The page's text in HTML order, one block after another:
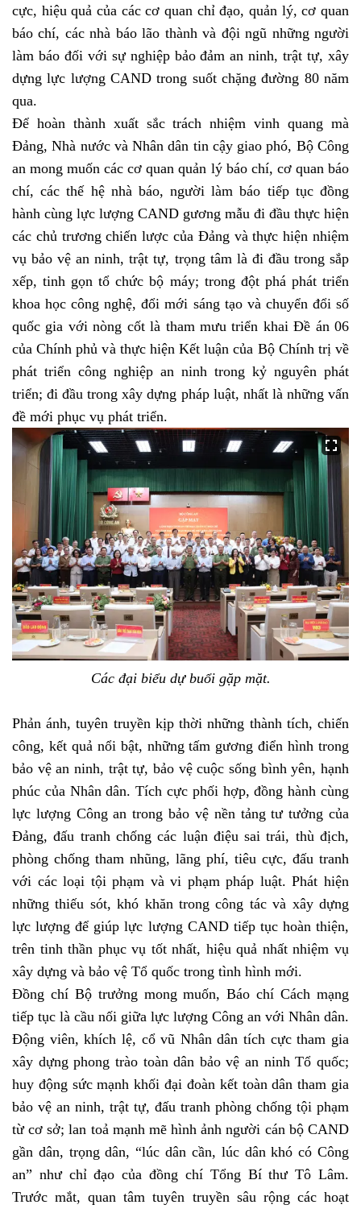
cực, hiệu quả của các cơ quan chỉ đạo, quản lý, cơ quan
báo chí, các nhà báo lão thành và đội ngũ những người
làm báo đối với sự nghiệp bảo đảm an ninh, trật tự, xây
dựng lực lượng CAND trong suốt chặng đường 80 năm
qua.
Để hoàn thành xuất sắc trách nhiệm vinh quang mà
Đảng, Nhà nước và Nhân dân tin cậy giao phó, Bộ Công
an mong muốn các cơ quan quản lý báo chí, cơ quan báo
chí, các thế hệ nhà báo, người làm báo tiếp tục đồng
hành cùng lực lượng CAND gương mẫu đi đầu thực hiện
các chủ trương chiến lược của Đảng và thực hiện nhiệm
vụ bảo vệ an ninh, trật tự, trọng tâm là đi đầu trong sắp
xếp, tinh gọn tổ chức bộ máy; trong đột phá phát triển
khoa học công nghệ, đổi mới sáng tạo và chuyển đổi số
quốc gia với nòng cốt là tham mưu triển khai Đề án 06
của Chính phủ và thực hiện Kết luận của Bộ Chính trị về
phát triển công nghiệp an ninh trong kỷ nguyên phát
triển; đi đầu trong xây dựng pháp luật, nhất là những vấn
đề mới phục vụ phát triển.
Các đại biểu dự buổi gặp mặt.
Phản ánh, tuyên truyền kịp thời những thành tích, chiến
công, kết quả nổi bật, những tấm gương điển hình trong
bảo vệ an ninh, trật tự, bảo vệ cuộc sống bình yên, hạnh
phúc của Nhân dân. Tích cực phối hợp, đồng hành cùng
lực lượng Công an trong bảo vệ nền tảng tư tưởng của
Đảng, đấu tranh chống các luận điệu sai trái, thù địch,
phòng chống tham nhũng, lãng phí, tiêu cực, đấu tranh
với các loại tội phạm và vi phạm pháp luật. Phát hiện
những thiếu sót, khó khăn trong công tác và xây dựng
lực lượng để giúp lực lượng CAND tiếp tục hoàn thiện,
trên tinh thần phục vụ tốt nhất, hiệu quả nhất nhiệm vụ
xây dựng và bảo vệ Tổ quốc trong tình hình mới.
Đồng chí Bộ trưởng mong muốn, Báo chí Cách mạng
tiếp tục là cầu nối giữa lực lượng Công an với Nhân dân.
Động viên, khích lệ, cổ vũ Nhân dân tích cực tham gia
xây dựng phong trào toàn dân bảo vệ an ninh Tổ quốc;
huy động sức mạnh khối đại đoàn kết toàn dân tham gia
bảo vệ an ninh, trật tự, đấu tranh phòng chống tội phạm
từ cơ sở; lan toả mạnh mẽ hình ảnh người cán bộ CAND
gần dân, trọng dân, “lúc dân cần, lúc dân khó có Công
an” như chỉ đạo của đồng chí Tổng Bí thư Tô Lâm.
Trước mắt, quan tâm tuyên truyền sâu rộng các hoạt